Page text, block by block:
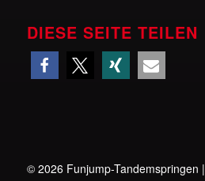
DIESE SEITE TEILEN
© 2026 Funjump-Tandemspringen |